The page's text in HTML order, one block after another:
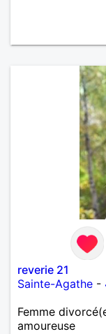
reverie 21
Sainte-Agathe -
Femme
amoureuse